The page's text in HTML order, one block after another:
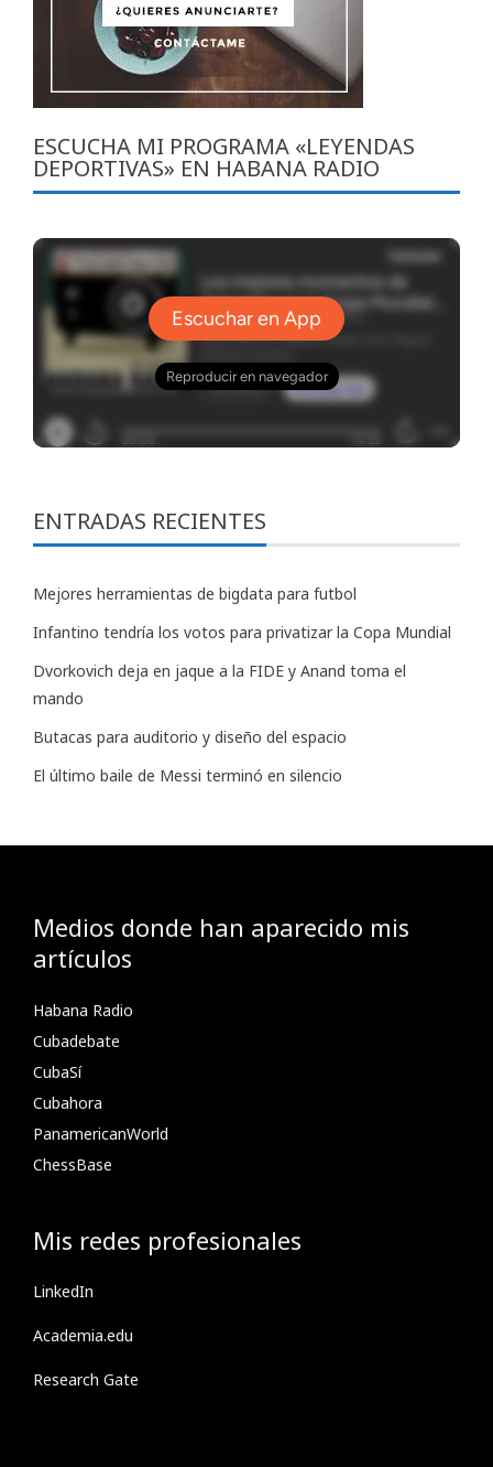
ESCUCHA MI PROGRAMA «LEYENDAS
DEPORTIVAS» EN HABANA RADIO
ENTRADAS RECIENTES
Mejores herramientas de bigdata para futbol
Infantino tendría los votos para privatizar la Copa Mundial
Dvorkovich deja en jaque a la FIDE y Anand toma el
mando
Butacas para auditorio y diseño del espacio
El último baile de Messi terminó en silencio
Medios donde han aparecido mis
artículos
Habana Radio
Cubadebate
CubaSí
Cubahora
PanamericanWorld
ChessBase
Mis redes profesionales
LinkedIn
Academia.edu
Research Gate